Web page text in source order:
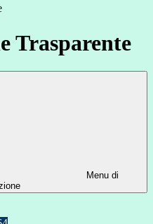
Trasparente
Menu di